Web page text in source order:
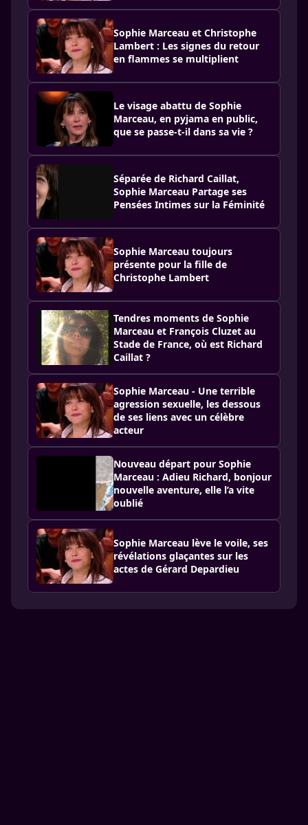
Sophie Marceau et Christophe
Lambert : Les signes du retour
en flammes se multiplient
Le visage abattu de Sophie
Marceau, en pyjama en public,
que se passe-t-il dans sa vie ?
Séparée de Richard Caillat,
Sophie Marceau Partage ses
Pensées Intimes sur la Féminité
Sophie Marceau toujours
présente pour la fille de
Christophe Lambert
Tendres moments de Sophie
Marceau et François Cluzet au
Stade de France, où est Richard
Caillat ?
Sophie Marceau - Une terrible
agression sexuelle, les dessous
de ses liens avec un célèbre
acteur
Nouveau départ pour Sophie
Marceau : Adieu Richard, bonjour
nouvelle aventure, elle l’a vite
oublié
Sophie Marceau lève le voile, ses
révélations glaçantes sur les
actes de Gérard Depardieu